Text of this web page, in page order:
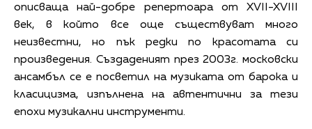
описваща най-добре репертоара от XVII-XVIII
век, в който все още съществуват много
неизвестни, но пък редки по красотата си
произведения. Създаденият през 2003г. московски
ансамбъл се е посветил на музиката от барока и
класицизма, изпълнена на автентични за тези
епохи музикални инструменти.